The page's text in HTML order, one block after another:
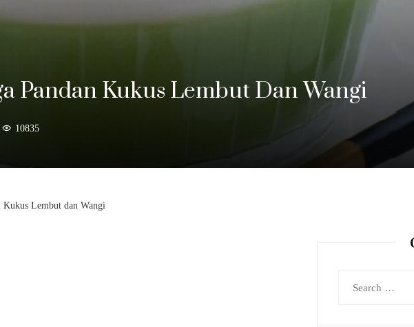
Pandan Kukus Lembut Dan Wangi
10835
Kukus Lembut dan Wangi